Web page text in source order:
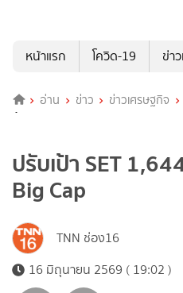
หน้าแรก
โควิด-19 ข่า
อ่าน ข่าว ข่าวเศรษฐกิจ
หุ้น Big Cap
ปรับเป้า SET
Big Cap
TNN ช่อง16
16 มิถุนายน 2569 ( 19:02 )